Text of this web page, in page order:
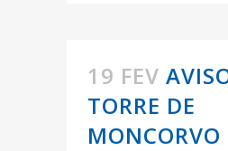
19 FEV
TORRE DE
MONCORVO